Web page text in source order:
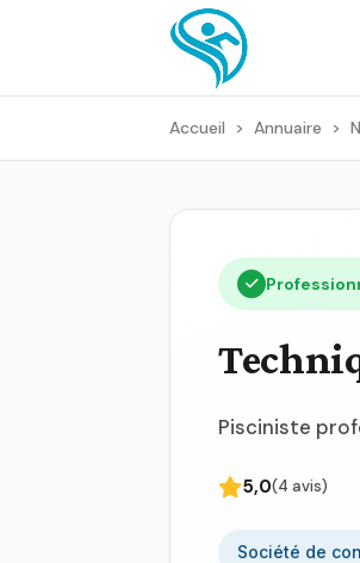
Accueil > Annuaire >
Pisciniste
5,0(4 avis)
Société de